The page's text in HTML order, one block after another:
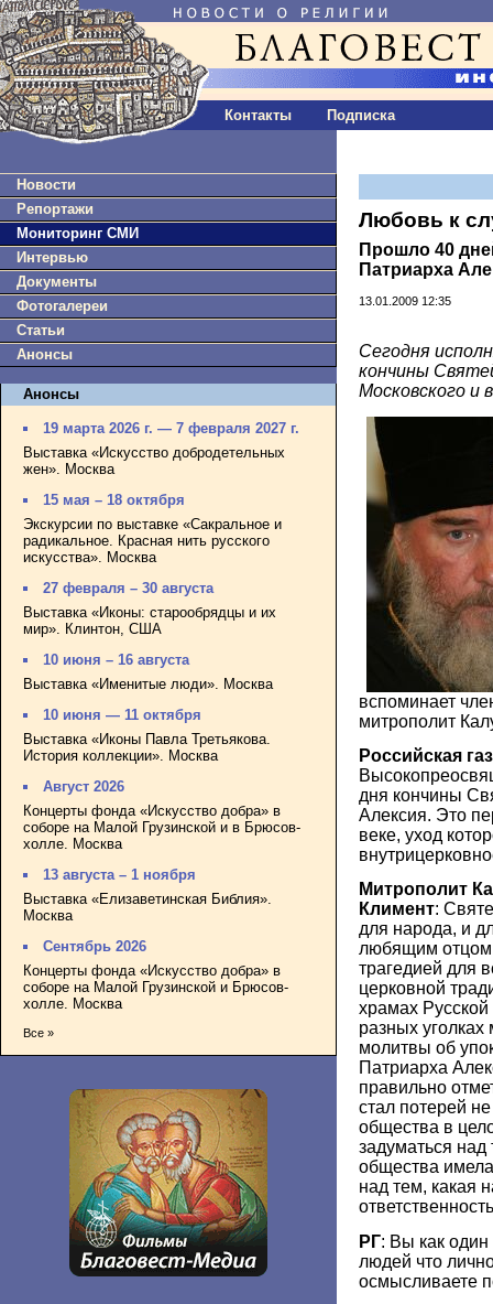
Контакты Подписка
Новости
Репортажи
Мониторинг СМИ
Интервью
Документы
Фотогалереи
Статьи
Анонсы
Анонсы
19 марта 2026 г. — 7 февраля 2027 г.
Выставка «Искусство добродетельных
жен». Москва
15 мая – 18 октября
Экскурсии по выставке «Сакральное и
радикальное. Красная нить русского
искусства». Москва
27 февраля – 30 августа
Выставка «Иконы: старообрядцы и их
мир». Клинтон, США
10 июня – 16 августа
Выставка «Именитые люди». Москва
10 июня — 11 октября
Выставка «Иконы Павла Третьякова.
История коллекции». Москва
Август 2026
Концерты фонда «Искусство добра» в
соборе на Малой Грузинской и в Брюсов-
холле. Москва
13 августа – 1 ноября
Выставка «Елизаветинская Библия».
Москва
Сентябрь 2026
Концерты фонда «Искусство добра» в
соборе на Малой Грузинской и Брюсов-
холле. Москва
Все »
Любовь к
Прошло 40
Патриарха
13.01.2009 12:35
Сегодня
кончины
Московского и
вспоминает
митрополит
Российская
дня кончины
Алексия. Это
веке, уход
Митрополит
Климент:
для народа, и
любящим отцом.
трагедией для
церковной
храмах
разных
молитвы об
Патриарха
правильно
стал потерей
общества в
задуматься над
общества
над тем, какая
РГ: Вы как
людей что
осмысливаете